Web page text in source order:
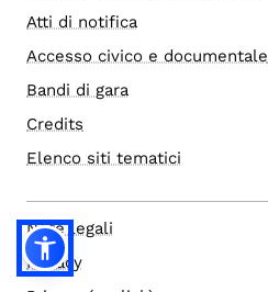
Atti di notifica
Accesso civico e documentale
Bandi di gara
Credits
Elenco siti tematici
Note legali
Privacy